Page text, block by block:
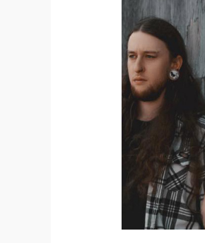
vidéoclip
live
pour
la
chanson
« Fake